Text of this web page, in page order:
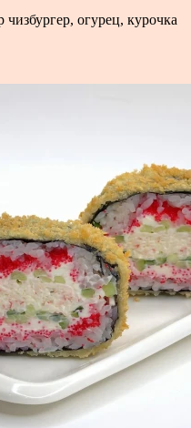
огурец, курочка